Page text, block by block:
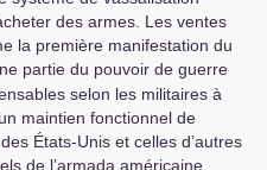
des armes. Les ventes
la première manifestation du
partie du pouvoir de guerre
selon les militaires à
maintien fonctionnel de
États-Unis et celles d’autres
de l’armada américaine.